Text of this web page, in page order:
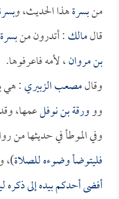
منبسرةهذا الحديث، و
قالمالك: أتدرون من
بن مروان، لأمه فاعرفوها.
وقالمصعب الزبيري: هي
ووورقة بن نوفلعمها،
وفي الموطأ في حديثها من
فليتوضأ وضوءه للصلاة)،
أفضى أحدكم بيده إلى ذكره